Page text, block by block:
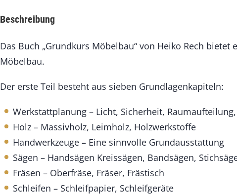
e
Beschreibung
Das Buch „Grundkurs Möbelbau“ von Heiko Rech
Möbelbau.
Der erste Teil besteht aus sieben Grundlagenkapiteln:
Werkstattplanung – Licht, Sicherheit,
Holz – Massivholz, Leimholz, Holzwerkstoffe
Handwerkzeuge – Eine sinnvolle Grundausstattung
Sägen – Handsägen Kreissägen, Bandsägen,
Fräsen – Oberfräse, Fräser, Frästisch
Schleifen – Schleifpapier, Schleifgeräte